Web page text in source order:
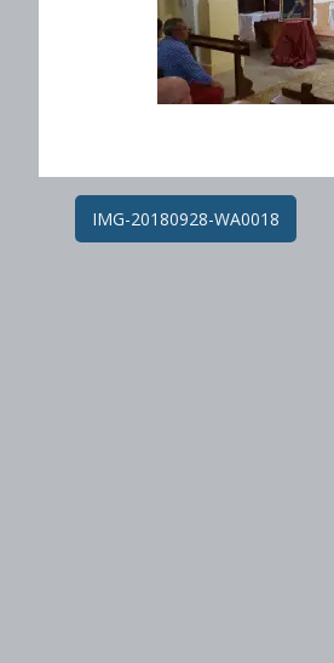
Post
navigation
IMG-20180928-WA0018